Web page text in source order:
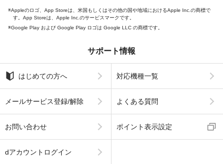
Appleのロゴ、App Storeは、米国もしくはその他の国や地域におけるApple Inc.の商標で
す。App Storeは、Apple Inc.のサービスマークです。
Google Play および Google Play ロゴは Google LLC の商標です。
サポート情報
はじめての方へ 対応機種一覧
メールサービス登録/解除 よくある質問
お問い合わせ ポイント表示設定
dアカウントログイン